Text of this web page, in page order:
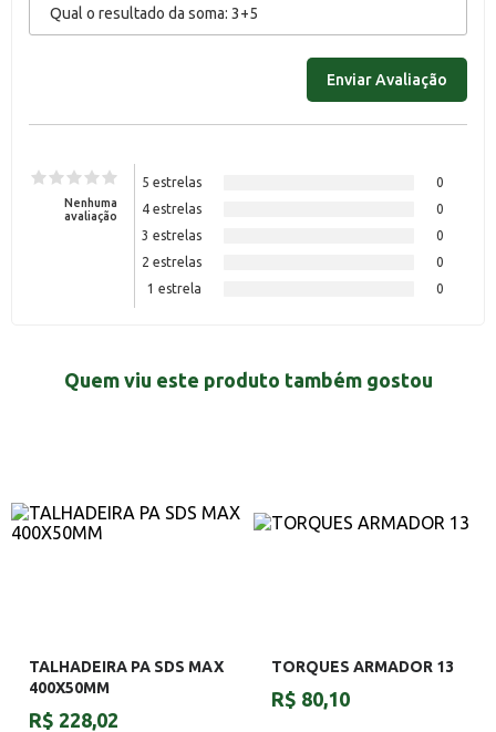
Nenhuma
avaliação
5 estrelas
0
4 estrelas
0
3 estrelas
0
2 estrelas
0
1 estrela
0
Quem viu este produto também gostou
TALHADEIRA PA SDS MAX
400X50MM
R$ 228,02
TORQUES ARMADOR 13
R$ 80,10